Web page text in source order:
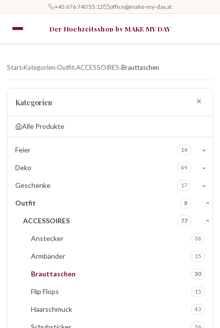
+43 676 740 55 12 office@make-my-day.at
Der Hochzeitsshop by MAKE MY DAY
Start›Kategorien›Outfit›ACCESSOIRES›Brauttaschen
Kategorien
Alle Produkte
Feier 14
Deko 49
Geschenke 17
Outfit 8
ACCESSOIRES 77
Anstecker 36
Armbänder 15
Brauttaschen 30
Flip Flops 15
Haarschmuck 43